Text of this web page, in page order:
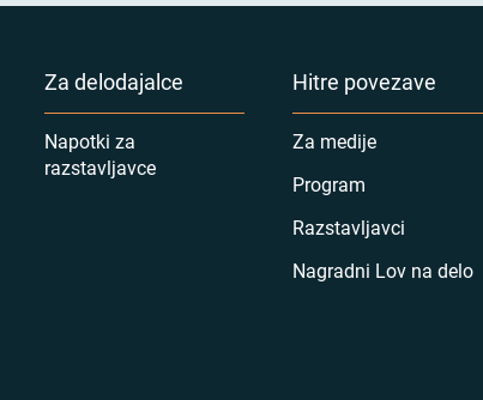
Za delodajalce
Napotki za
razstavljavce
Hitre povezave
Za medije
Program
Razstavljavci
Nagradni Lov na delo